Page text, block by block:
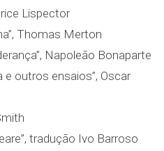
Lispector
Thomas Merton
Napoleão Bonaparte
e outros ensaios”, Oscar
tradução Ivo Barroso